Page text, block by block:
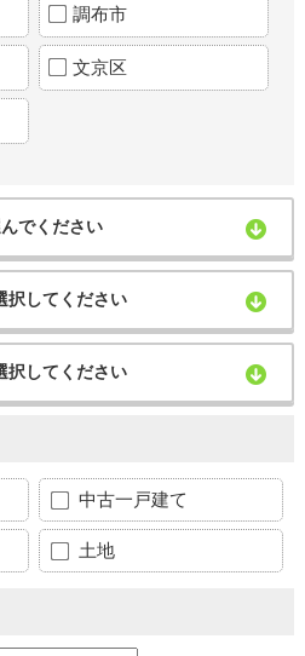
調布市
文京区
でください
択してください
択してください
中古一戸建て
土地